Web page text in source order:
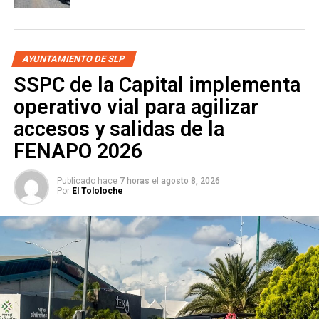
los propios habitantes quienes definan dónde deben
colocarse las luminarias, con el objetivo de mejorar la
Durante esta jornada también
gratuitos de salud a través de la Ruta de la Salud del
DIF Municipal, como consultas médicas, exámenes
auditivos y visuales, así como revisiones preventivas para
la detección oportuna de enfermedades, acercando así los
programas de bienestar a quienes más lo necesitan.
Las y los habitantes de la colonia Providencia, aledaña a la
AYUNTAMIENTO DE SLP
SSPC de la Capital implementa
operativo vial para agilizar
accesos y salidas de la
FENAPO 2026
Publicado hace 7 horas el agosto 8, 2026
Por El Tololoche